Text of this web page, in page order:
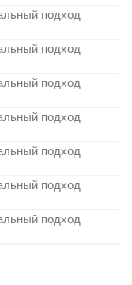
подход
подход
подход
подход
подход
подход
подход